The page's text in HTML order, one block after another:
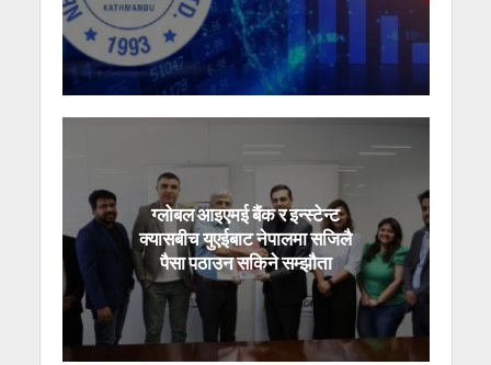
ग्लोबल आइएमई बैंक र इन्स्टेन्ट
क्यासबीच युएईबाट नेपालमा सजिलै
पैसा पठाउन सकिने सम्झौता